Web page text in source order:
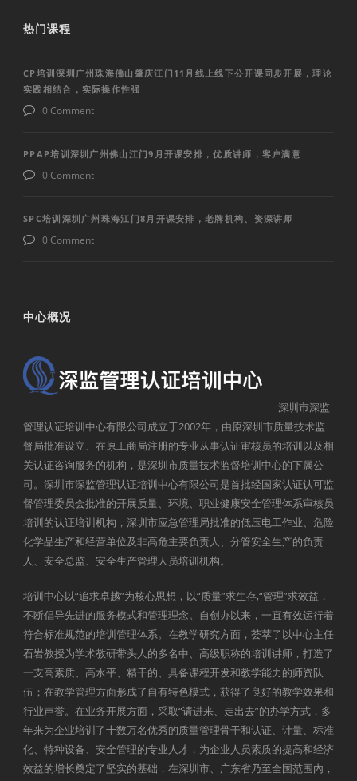
热门课程
CP培训深圳广州珠海佛山肇庆江门11月线上线下公开课同步开展，理论
实践相结合，实际操作性强
0 Comment
PPAP培训深圳广州佛山江门9月开课安排，优质讲师，客户满意
0 Comment
SPC培训深圳广州珠海江门8月开课安排，老牌机构、资深讲师
0 Comment
中心概况
深圳市深监
管理认证培训中心有限公司成立于2002年，由原深圳市质量技术监
督局批准设立、在原工商局注册的专业从事认证审核员的培训以及相
关认证咨询服务的机构，是深圳市质量技术监督培训中心的下属公
司。深圳市深监管理认证培训中心有限公司是首批经国家认证认可监
督管理委员会批准的开展质量、环境、职业健康安全管理体系审核员
培训的认证培训机构，深圳市应急管理局批准的低压电工作业、危险
化学品生产和经营单位及非高危主要负责人、分管安全生产的负责
人、安全总监、安全生产管理人员培训机构。
培训中心以“追求卓越”为核心思想，以“质量”求生存,“管理”求效益，
不断倡导先进的服务模式和管理理念。自创办以来，一直有效运行着
符合标准规范的培训管理体系。在教学研究方面，荟萃了以中心主任
石岩教授为学术教研带头人的多名中、高级职称的培训讲师，打造了
一支高素质、高水平、精干的、具备课程开发和教学能力的师资队
伍；在教学管理方面形成了自有特色模式，获得了良好的教学效果和
行业声誉。在业务开展方面，采取“请进来、走出去”的办学方式，多
年来为企业培训了十数万名优秀的质量管理骨干和认证、计量、标准
化、特种设备、安全管理的专业人才，为企业人员素质的提高和经济
效益的增长奠定了坚实的基础，在深圳市、广东省乃至全国范围内，